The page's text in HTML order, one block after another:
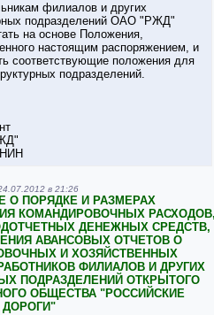
филиалов и других
подразделений ОАО "РЖД"
на основе Положения,
настоящим распоряжением, и
соответствующие положения для
подразделений.
в 21:26
О ПОРЯДКЕ И РАЗМЕРАХ
КОМАНДИРОВОЧНЫХ
ДЕНЕЖНЫХ СРЕДСТВ,
АВАНСОВЫХ ОТЧЕТОВ О
И ХОЗЯЙСТВЕННЫХ
ФИЛИАЛОВ И ДРУГИХ
ПОДРАЗДЕЛЕНИЙ ОТКРЫТОГО
ОБЩЕСТВА "РОССИЙСКИЕ